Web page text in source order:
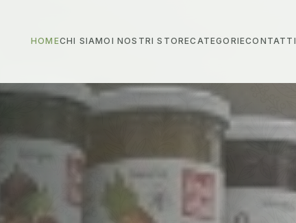
HOMECHI SIAMO I NOSTRI STORECATEGORIECONTATTI